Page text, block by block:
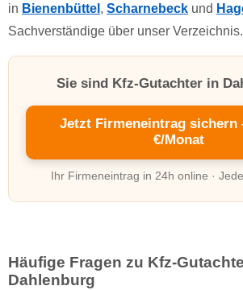
in Bienenbüttel , Scharnebeck und
Sachverständige über unser Verzeichnis.
Sie sind Kfz-Gutachter in
Jetzt Firmeneintrag sichern
€/Monat
Ihr Firmeneintrag in 24h online ·
Häufige Fragen zu Kfz-
Dahlenburg